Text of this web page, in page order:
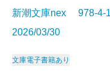
新潮文庫nex 978-
2026/03/30
文庫電子書籍あり